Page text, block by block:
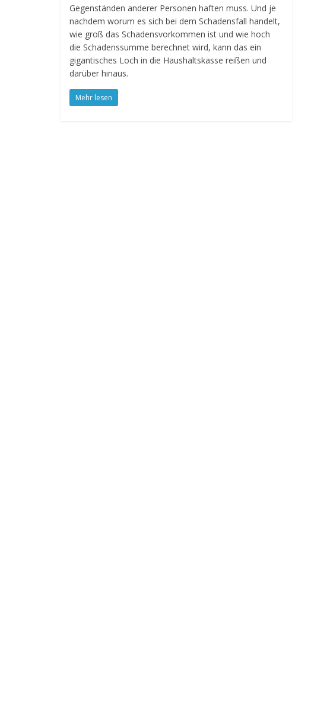
Gegenständen anderer Personen haften muss. Und je
nachdem worum es sich bei dem Schadensfall handelt,
wie groß das Schadensvorkommen ist und wie hoch
die Schadenssumme berechnet wird, kann das ein
gigantisches Loch in die Haushaltskasse reißen und
darüber hinaus.
Mehr lesen